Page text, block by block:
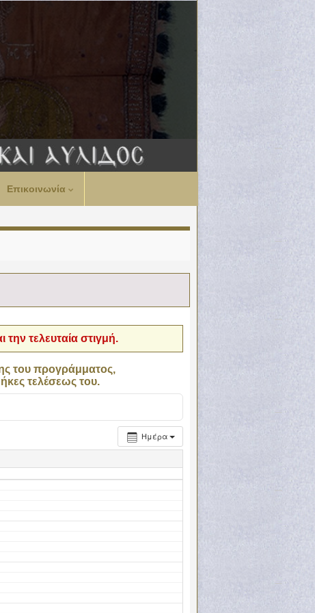
Επικοινωνία
τελευταία στιγμή.
του προγράμματος,
τελέσεως του.
Ημέρα